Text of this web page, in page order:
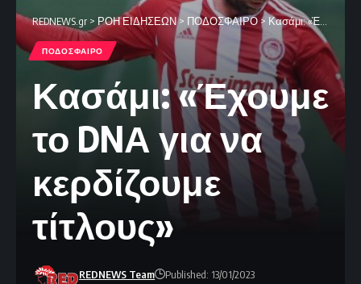
REDNEWS.gr > ΡΟΗ ΕΙΔΗΣΕΩΝ> ΠΟΔΟΣΦΑΙΡΟ > Κασάμι: «Έχουμε το DNΑ για να κερδίζουμε τίτλους»
ΠΟΔΟΣΦΑΙΡΟ
Κασάμι: «Έχουμε
το DNΑ για να
κερδίζουμε
τίτλους»
REDNEWS Team Published: 13/01/2023